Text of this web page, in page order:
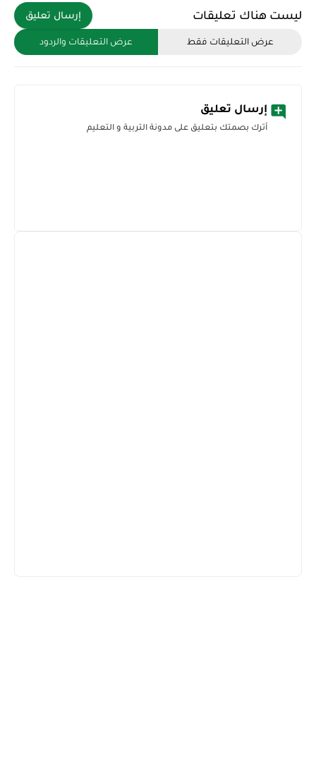
ليست هناك تعليقات إرسال تعليق
عرض التعليقات فقط عرض التعليقات والردود
إرسال تعليق
أترك بصمتك بتعليق على مدونة التربية و التعليم